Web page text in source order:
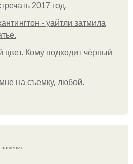
2017 год.
- уайтли затмила
цвет. Кому подходит чёрный
на съемку, любой.